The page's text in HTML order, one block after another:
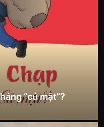
“củ mật”?